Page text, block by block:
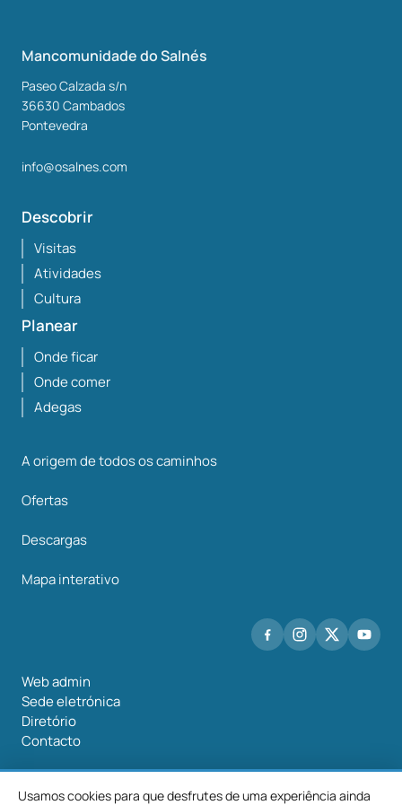
Mancomunidade do Salnés
Paseo Calzada s/n
36630 Cambados
Pontevedra
info@osalnes.com
Descobrir
Visitas
Atividades
Cultura
Planear
Onde ficar
Onde comer
Adegas
A origem de todos os caminhos
Ofertas
Descargas
Mapa interativo
Web admin
Sede eletrónica
Diretório
Contacto
Usamos cookies para que desfrutes de uma experiência ainda